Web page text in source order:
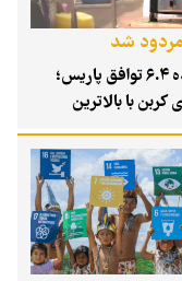
مردود شد
نخستین اعتبارهای کربنی صادرشده تحت ماده ۶.۴ توافق پاریس؛
با بالاترین
محیط‌زیستی
حکومت نظامی میانمار،
گازهای گلخانه‌ای